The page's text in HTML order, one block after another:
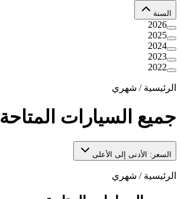
السنة
2026
2025
2024
2023
2022
الرئيسية / شهري
جميع السيارات المتاحة
السعر: الأدنى إلى الأعلى
الرئيسية / شهري